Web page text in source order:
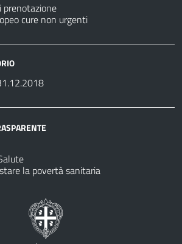
prenotazione
cure non urgenti
la povertà sanitaria